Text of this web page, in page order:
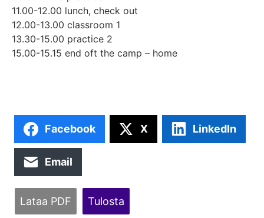
11.00-12.00 lunch, check out
12.00-13.00 classroom 1
13.30-15.00 practice 2
15.00-15.15 end oft the camp – home
Facebook X LinkedIn
Email
Lataa PDF Tulosta